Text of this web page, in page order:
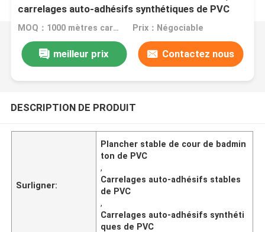
carrelages auto-adhésifs synthétiques de PVC
MOQ：1000 mètres carrés Prix：Négociable
meilleur prix Contactez nous
DESCRIPTION DE PRODUIT
Surligner:
Plancher stable de cour de badmin
ton de PVC
,
Carrelages auto-adhésifs stables
de PVC
,
Carrelages auto-adhésifs synthéti
ques de PVC